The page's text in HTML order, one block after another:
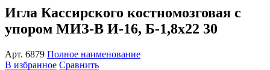
Игла Кассирского костномозговая с
упором МИЗ-В И-16, Б-1,8x22 30
Арт. 6879 Полное наименование
В избранное Сравнить